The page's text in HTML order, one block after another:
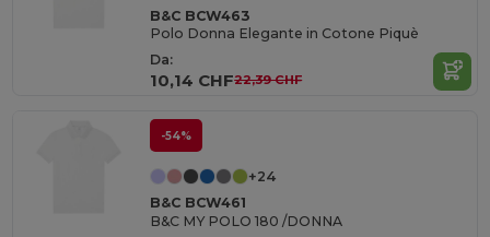
B&C BCW463
Polo Donna Elegante in Cotone Piquè
Da:
10,14 CHF22,39 CHF
-54%
+24
B&C BCW461
B&C MY POLO 180 /DONNA